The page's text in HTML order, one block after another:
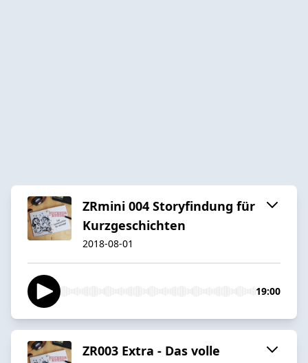
ZRmini 004 Storyfindung für
Kurzgeschichten
2018-08-01
19:00
ZR003 Extra - Das volle